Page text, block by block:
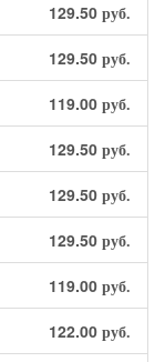
129.50 руб.
129.50 руб.
119.00 руб.
129.50 руб.
129.50 руб.
129.50 руб.
119.00 руб.
122.00 руб.